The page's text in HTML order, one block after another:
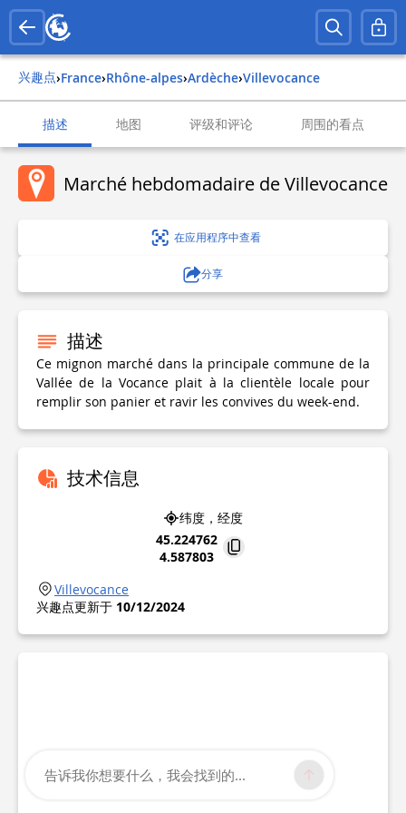
兴趣点› france› rhône-alpes› ardèche› villevocance
描述 地图 评级和评论 周围的看点
Marché hebdomadaire de Villevocance
在应用程序中查看
分享
描述
Ce mignon marché dans la principale commune de la
Vallée de la Vocance plait à la clientèle locale pour
remplir son panier et ravir les convives du week-end.
技术信息
纬度，经度
45.224762
4.587803
Villevocance
兴趣点更新于 10/12/2024
告诉我你想要什么，我会找到的...